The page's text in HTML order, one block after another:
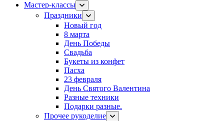
Мастер-классы
Праздники
Новый год
8 марта
День Победы
Свадьба
Букеты из конфет
Пасха
23 февраля
День Святого Валентина
Разные техники
Подарки разные.
Прочее рукоделие